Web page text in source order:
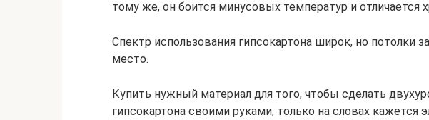
тому же, он боится минусовых температур и отличается
Спектр использования гипсокартона широк, но потолки
место.
Купить нужный материал для того, чтобы сделать
гипсокартона своими руками, только на словах